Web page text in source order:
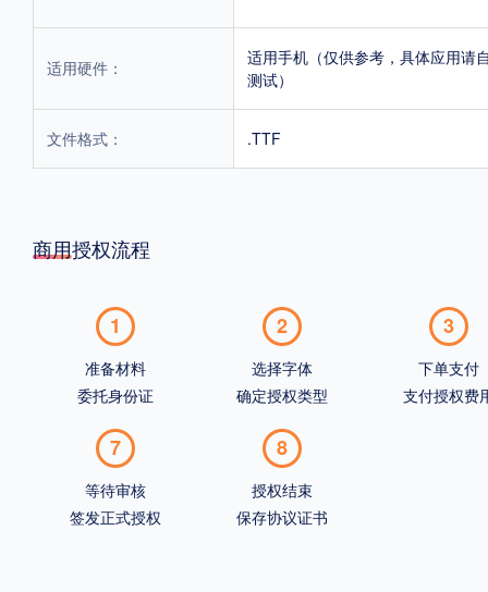
适用硬件：
适用手机（仅供参考，具体应用请
测试）
文件格式： .TTF
商用授权流程
1
准备材料
委托身份证
2
选择字体
确定授权类型
3
下单支付
支付授权费
7
等待审核
签发正式授权
8
授权结束
保存协议证书